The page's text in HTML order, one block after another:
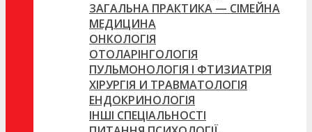
ЗАГАЛЬНА ПРАКТИКА — СІМЕЙНА
МЕДИЦИНА
ОНКОЛОГІЯ
ОТОЛАРІНГОЛОГІЯ
ПУЛЬМОНОЛОГІЯ І ФТИЗИАТРІЯ
ХІРУРГІЯ И ТРАВМАТОЛОГІЯ
ЕНДОКРИНОЛОГІЯ
ІНШІ СПЕЦІАЛЬНОСТІ